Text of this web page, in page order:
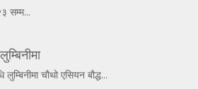
सम्म...
चौथो एसियन बौद्ध...